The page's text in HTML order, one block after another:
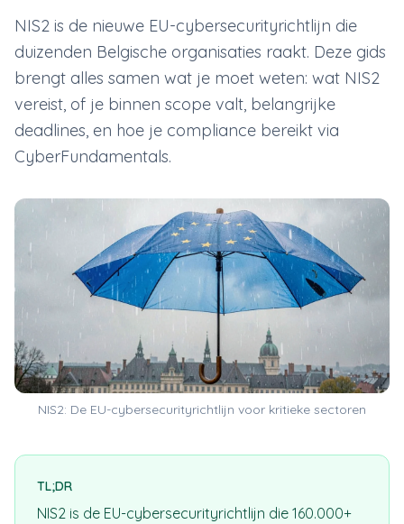
NIS2 is de nieuwe EU-cybersecurityrichtlijn die
duizenden Belgische organisaties raakt. Deze gids
brengt alles samen wat je moet weten: wat NIS2
vereist, of je binnen scope valt, belangrijke
deadlines, en hoe je compliance bereikt via
CyberFundamentals.
NIS2: De EU-cybersecurityrichtlijn voor kritieke sectoren
TL;DR
NIS2 is de EU-cybersecurityrichtlijn die 160.000+